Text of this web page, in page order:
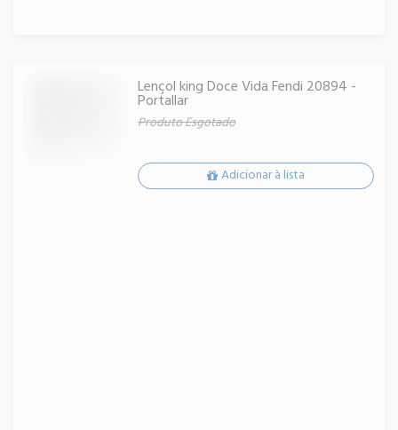
Lençol king Doce Vida Fendi 20894 -
Portallar
Produto Esgotado
Adicionar à lista